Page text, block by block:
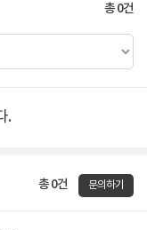
총0건
.
총 0건 문의하기